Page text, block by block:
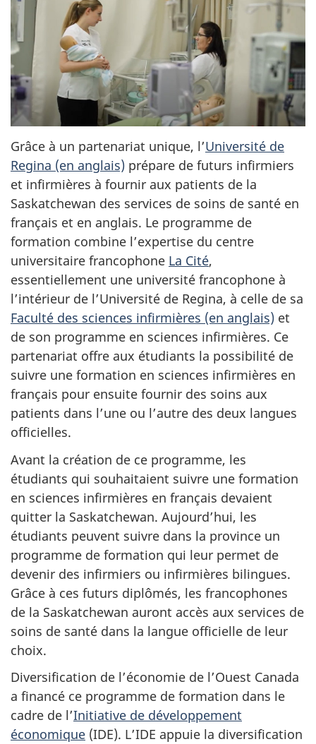
Grâce à un partenariat unique, l’Université de
Regina (en anglais) prépare de futurs infirmiers
et infirmières à fournir aux patients de la
Saskatchewan des services de soins de santé en
français et en anglais. Le programme de
formation combine l’expertise du centre
universitaire francophone La Cité,
essentiellement une université francophone à
l’intérieur de l’Université de Regina, à celle de sa
Faculté des sciences infirmières (en anglais) et
de son programme en sciences infirmières. Ce
partenariat offre aux étudiants la possibilité de
suivre une formation en sciences infirmières en
français pour ensuite fournir des soins aux
patients dans l’une ou l’autre des deux langues
officielles.
Avant la création de ce programme, les
étudiants qui souhaitaient suivre une formation
en sciences infirmières en français devaient
quitter la Saskatchewan. Aujourd’hui, les
étudiants peuvent suivre dans la province un
programme de formation qui leur permet de
devenir des infirmiers ou infirmières bilingues.
Grâce à ces futurs diplômés, les francophones
de la Saskatchewan auront accès aux services de
soins de santé dans la langue officielle de leur
choix.
Diversification de l’économie de l’Ouest Canada
a financé ce programme de formation dans le
cadre de l’Initiative de développement
économique (IDE). L’IDE appuie la diversification